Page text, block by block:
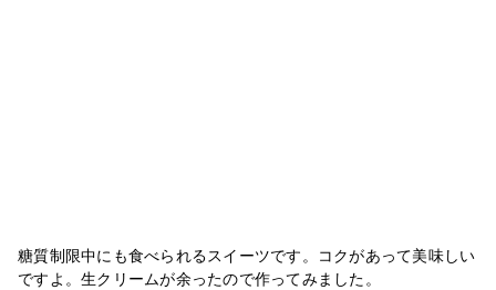
糖質制限中にも食べられるスイーツです。コクがあって美味しい
ですよ。生クリームが余ったので作ってみました。